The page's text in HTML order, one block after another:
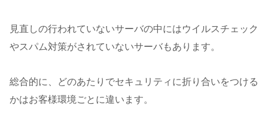
見直しの行われていないサーバの中にはウイルスチェック
やスパム対策がされていないサーバもあります。
総合的に、どのあたりでセキュリティに折り合いをつける
かはお客様環境ごとに違います。